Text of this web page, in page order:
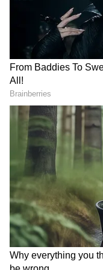
చేశారు.
DOWNLOAD